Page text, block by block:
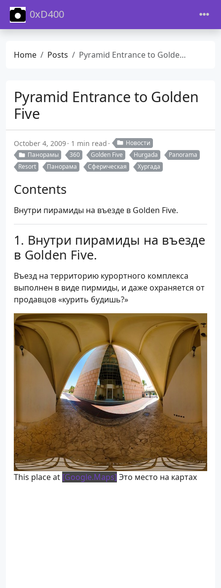
0xD400
Home Posts Pyramid Entrance to Golden Five
Pyramid Entrance to Golden
Five
October 4, 2009 1 min read
Новости
Панорамы
360 Golden Five Hurgada
Panorama
Resort
Панорама Сферическая Хургада
Contents
Внутри пирамиды на въезде в Golden Five.
Внутри пирамиды на въезде
в Golden Five.
Въезд на территорию курортного комплекса
выполнен в виде пирмиды, и даже охраняется от
продавцов «курить будишь?»
This place at [Google.Maps] Это место на картах